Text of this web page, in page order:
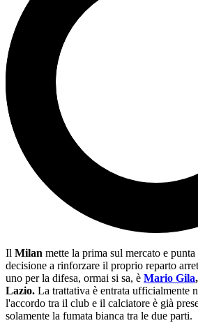
Il Milan mette la prima sul mercato e
decisione a rinforzare il proprio reparto
uno per la difesa, ormai si sa, è Mario Gila,
Lazio. La trattativa è entrata ufficialmente
l'accordo tra il club e il calciatore è già
solamente la fumata bianca tra le due parti.